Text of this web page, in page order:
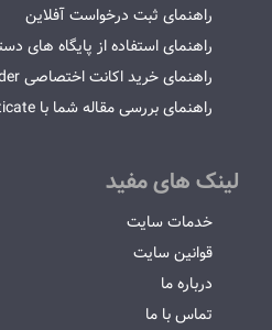
راهنمای ثبت درخواست آفلاین
راهنمای استفاده از پایگاه های
راهنمای خرید اکانت اختصاصی SciFinder
راهنمای بررسی مقاله شما با iThenticate و Grammerly
لینک های مفید
خدمات سایت
قوانین سایت
درباره ما
تماس با ما